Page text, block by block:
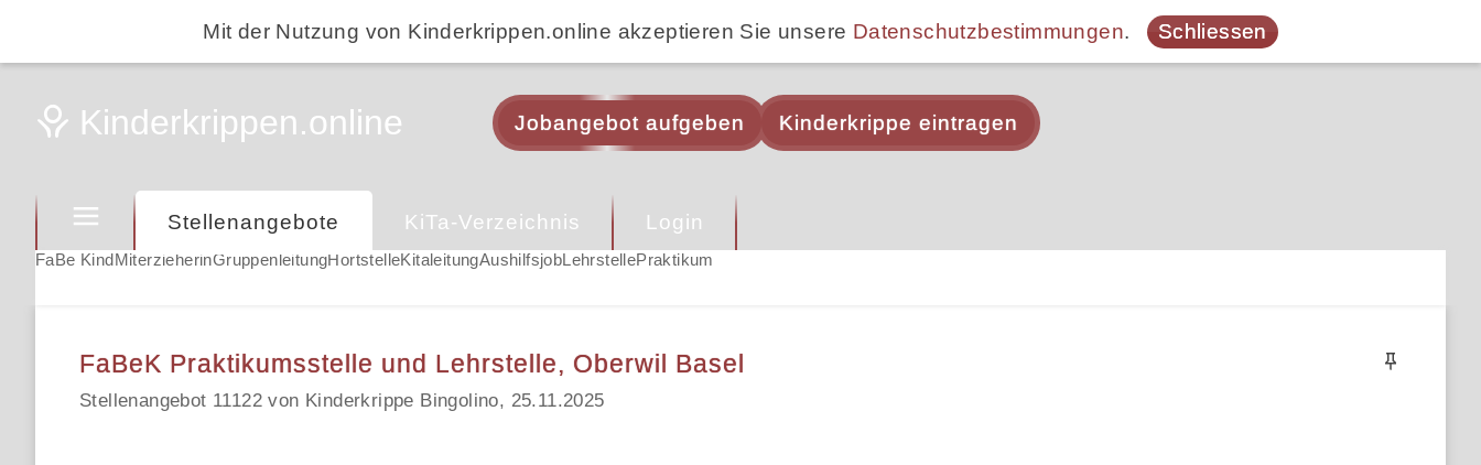
Mit der Nutzung von Kinderkrippen.online akzeptieren Sie unsere Datenschutzbestimmungen. Schliessen
Jobangebot aufgeben Kinderkrippe eintragen
Stellenangebote KiTa-Verzeichnis Login
FaBe KindMiterzieherinGruppenleitungHortstelleKitaleitungAushilfsjobLehrstellePraktikum
FaBeK Praktikumsstelle und Lehrstelle, Oberwil Basel
Stellenangebot 11122 von Kinderkrippe Bingolino, 25.11.2025